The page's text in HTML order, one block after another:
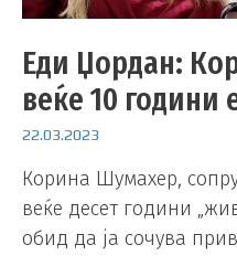
Еди Џордан:
веќе 10 години
22.03.2023
Корина Шумахер,
веќе десет години
обид да ја сочува